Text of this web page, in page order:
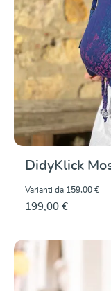
DidyKlick
Varianti da 159,00 €
199,00 €